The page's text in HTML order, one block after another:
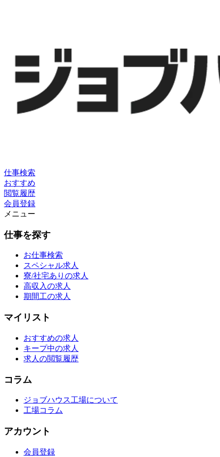
仕事検索
おすすめ
閲覧履歴
会員登録
メニュー
仕事を探す
お仕事検索
スペシャル求人
寮/社宅ありの求人
高収入の求人
期間工の求人
マイリスト
おすすめの求人
キープ中の求人
求人の閲覧履歴
コラム
ジョブハウス工場について
工場コラム
アカウント
会員登録